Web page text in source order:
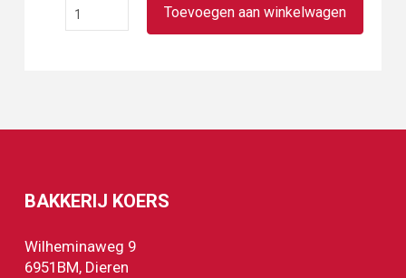
Broodje
Toevoegen aan winkelwagen
BAKKERIJ KOERS
Wilheminaweg 9
6951BM, Dieren